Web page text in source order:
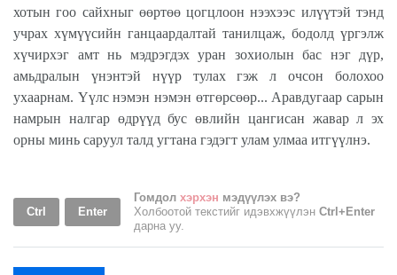
хотын гоо сайхныг өөртөө цогцлоон нээхээс илүүтэй тэнд
учрах хүмүүсийн ганцаардалтай танилцаж, бодолд үргэлж
хүчирхэг амт нь мэдрэгдэх уран зохиолын бас нэг дүр,
амьдралын үнэнтэй нүүр тулах гэж л очсон болохоо
ухаарнам. Үүлс нэмэн нэмэн өтгөрсөөр... Аравдугаар сарын
намрын налгар өдрүүд бус өвлийн цангисан жавар л эх
орны минь саруул талд угтана гэдэгт улам улмаа итгүүлнэ.
Ctrl Enter
Гомдол хэрхэн мэдүүлэх вэ?
Холбоотой текстийг идэвхжүүлэн Ctrl+Enter
дарна уу.